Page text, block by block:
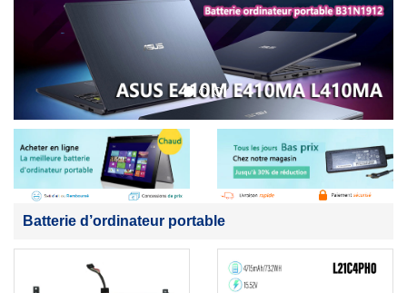
Batterie d’ordinateur portable